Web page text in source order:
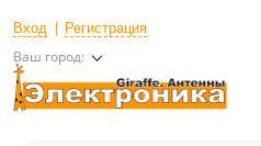
Вход Регистрация
Ваш город: